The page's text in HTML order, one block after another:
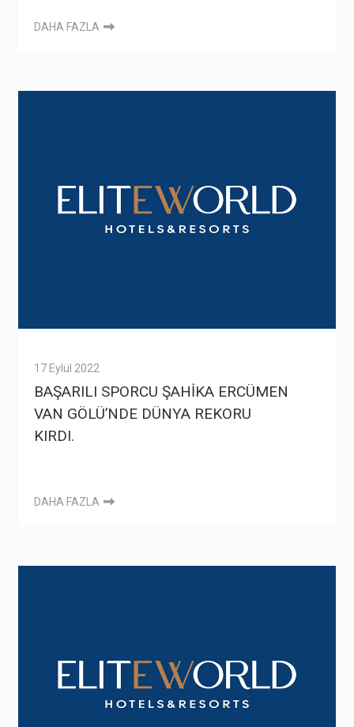
DAHA FAZLA
17 Eylül 2022
BAŞARILI SPORCU ŞAHİKA ERCÜMEN
VAN GÖLÜ’NDE DÜNYA REKORU
KIRDI.
DAHA FAZLA